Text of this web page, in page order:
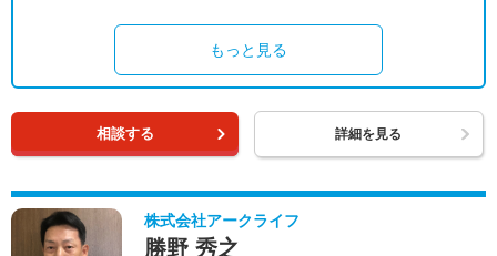
もっと見る
相談する 詳細を見る
株式会社アークライフ
勝野 秀之